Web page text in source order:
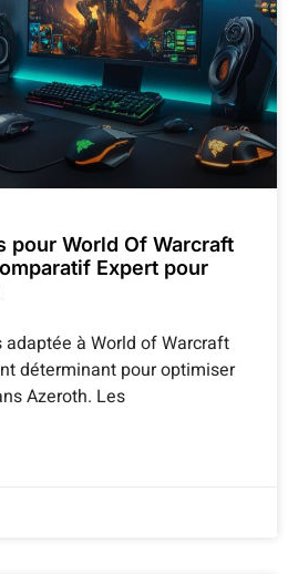
pour World Of Warcraft
Expert pour
adaptée à World of Warcraft
déterminant pour optimiser
Azeroth. Les